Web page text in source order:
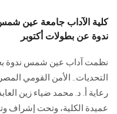
كلية الآداب جامعة عين
ندوة عن بطولات أكتوبر
نظمت آداب عين شمس ندوة
التحديات.. الأمن القومي
رعاية أ. د. محمد ضياء زين
عميدة الكلية، وتحت إشراف